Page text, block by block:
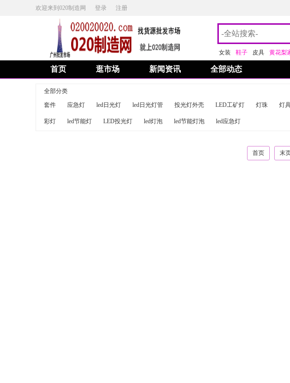
欢迎来到020制造网 登录 注册
女装 鞋子 皮具 黄花梨
首页 逛市场 新闻资讯 全部动态
全部分类
套件
应急灯 led日光灯 led日光灯管 投光灯外壳 LED工矿灯 灯珠 灯
彩灯 led节能灯 LED投光灯 led灯泡 led节能灯泡 led应急灯
首页 末